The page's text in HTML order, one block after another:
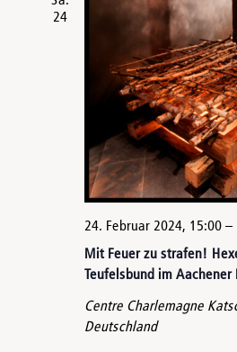
24
Mit Feuer zu strafen!
Teufelsbund im Aachener
24. Februar 2024, 15:00–
Centre Charlemagne
Deutschland